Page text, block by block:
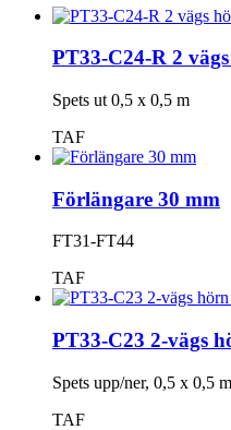
PT33-C24-R 2
Spets ut 0,5 x 0,5 m
TAF
Förlängare 30 mm
FT31-FT44
TAF
PT33-C23 2-vägs
Spets upp/ner, 0,5 x 0,5 m
TAF